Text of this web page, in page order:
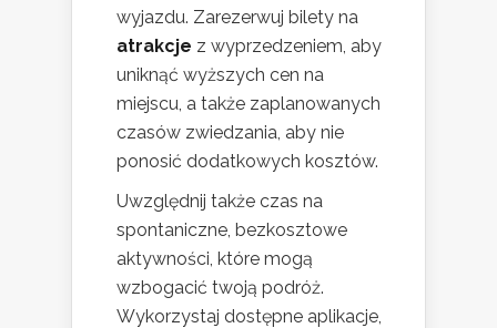
wyjazdu. Zarezerwuj bilety na
atrakcje z wyprzedzeniem, aby
uniknąć wyższych cen na
miejscu, a także zaplanowanych
czasów zwiedzania, aby nie
ponosić dodatkowych kosztów.
Uwzględnij także czas na
spontaniczne, bezkosztowe
aktywności, które mogą
wzbogacić twoją podróż.
Wykorzystaj dostępne aplikacje,